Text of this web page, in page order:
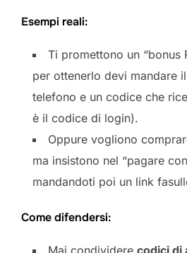
Esempi reali:
Ti promettono un “bonus
per ottenerlo devi mandare
telefono e un codice che
è il codice di login).
Oppure vogliono
ma insistono nel “pagare
mandandoti poi un link
Come difendersi:
Mai condividere codici di